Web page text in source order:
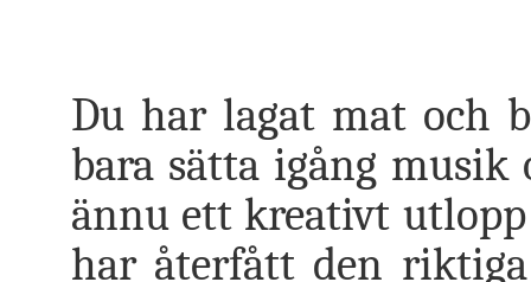
Du har lagat mat och
bara sätta igång musik
ännu ett kreativt utlopp
har återfått den